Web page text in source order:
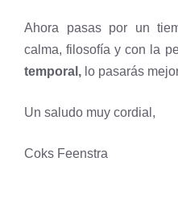
Ahora pasas por un
calma, filosofía y con la
temporal, lo pasarás
Un saludo muy cordial,
Coks Feenstra